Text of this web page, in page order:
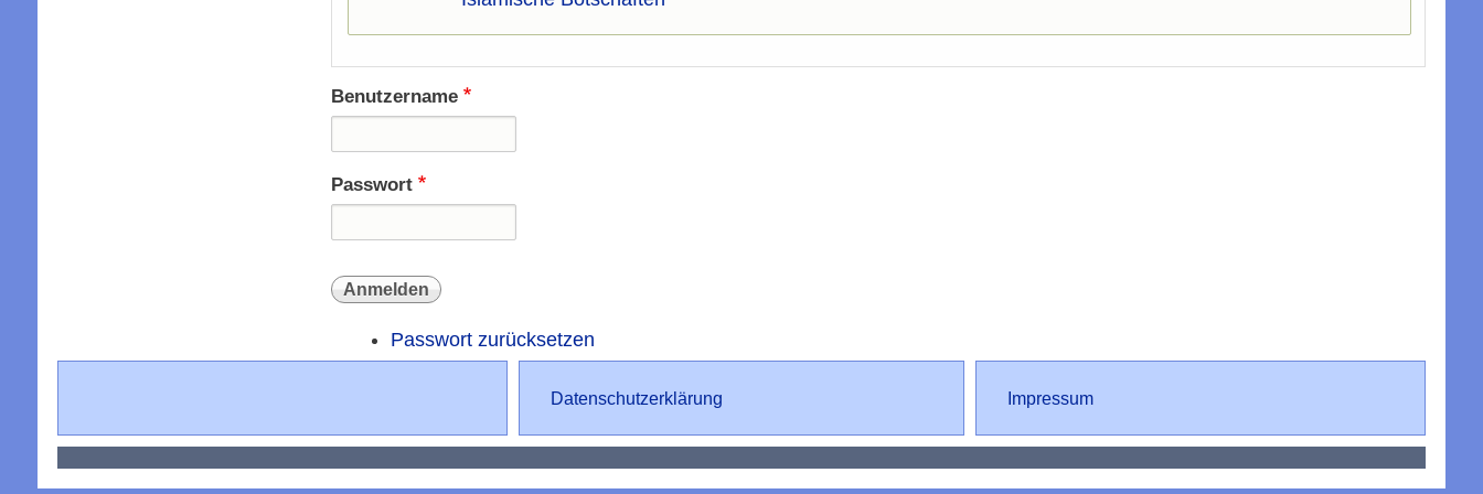
Benutzername
Passwort
Passwort zurücksetzen
Datenschutz
Datenschutzerklärung Impressum
Impressum